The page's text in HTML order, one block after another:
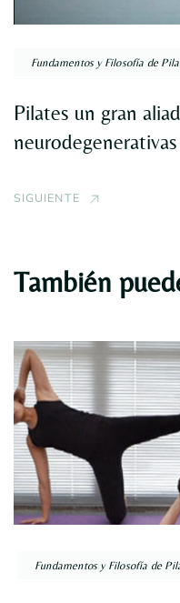
Fundamentos y Filosofía de
Pilates un gran
neurodegenerativas
SIGUIENTE
También
Fundamentos y Filosofía de